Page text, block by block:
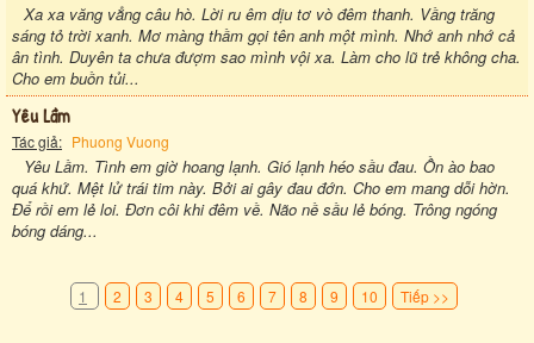
Xa xa văng vẳng câu hò. Lời ru êm dịu tơ vò đêm thanh. Vầng trăng
sáng tỏ trời xanh. Mơ màng thầm gọi tên anh một mình. Nhớ anh nhớ cả
ân tình. Duyên ta chưa đượm sao mình vội xa. Làm cho lũ trẻ không cha.
Cho em buồn tủi...
Yêu Lầm
Tác giả: Phuong Vuong
Yêu Lầm. Tình em giờ hoang lạnh. Gió lạnh héo sầu đau. Ồn ào bao
quá khứ. Mệt lử trái tim này. Bởi ai gây đau đớn. Cho em mang dỗi hờn.
Để rồi em lẻ loi. Đơn côi khi đêm về. Não nề sầu lẻ bóng. Trông ngóng
bóng dáng...
1 2 3 4 5 6 7 8 9 10 Tiếp >>